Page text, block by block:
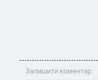
Залишити коментар: